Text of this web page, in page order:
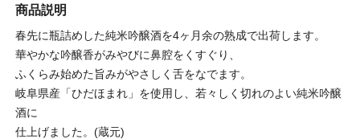
商品説明
春先に瓶詰めした純米吟醸酒を4ヶ月余の熟成で出荷します。
華やかな吟醸香がみやびに鼻腔をくすぐり、
ふくらみ始めた旨みがやさしく舌をなでます。
岐阜県産「ひだほまれ」を使用し、若々しく切れのよい純米吟醸
酒に
仕上げました。(蔵元)